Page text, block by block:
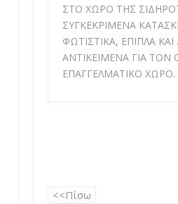
ΣΤΟ ΧΩΡΟ ΤΗΣ
ΣΥΓΚΕΚΡΙΜΕΝΑ
ΦΩΤΙΣΤΙΚΑ, ΕΠΙΠΛΑ
ΑΝΤΙΚΕΙΜΕΝΑ ΓΙΑ ΤΟΝ
ΕΠΑΓΓΕΛΜΑΤΙΚΟ ΧΩΡΟ.